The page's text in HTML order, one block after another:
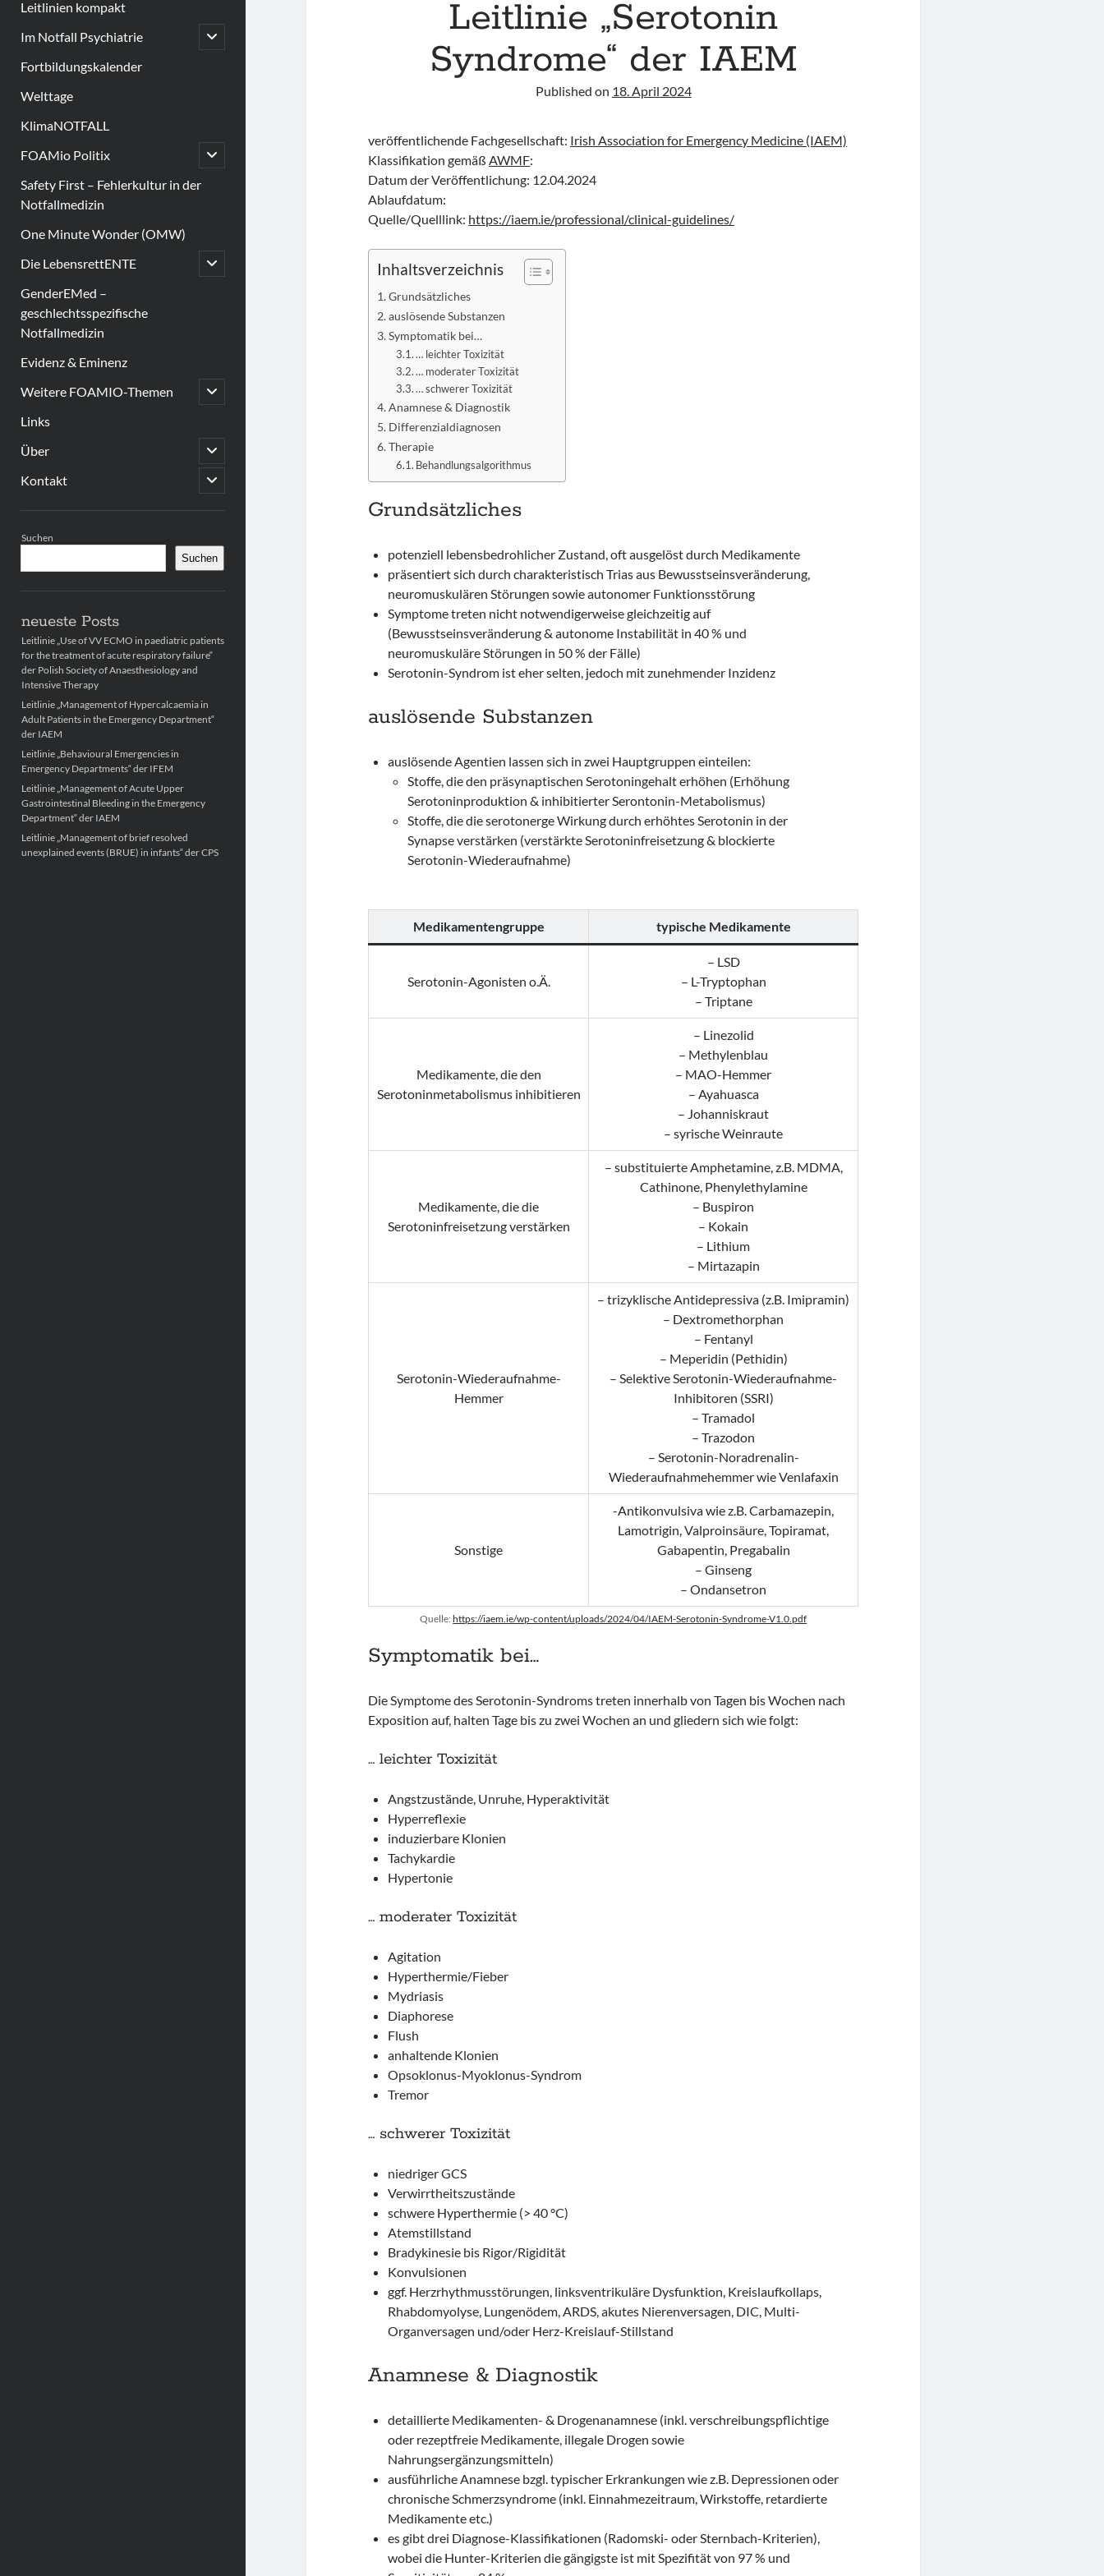
Leitlinien kompakt
Im Notfall Psychiatrie
open
child
Fortbildungskalender
Welttage
KlimaNOTFALL
FOAMio Politix
open
child
Safety First – Fehlerkultur in der
Notfallmedizin
One Minute Wonder (OMW)
Die LebensrettENTE
open
child
GenderEMed –
geschlechtsspezifische
Notfallmedizin
Evidenz & Eminenz
Weitere FOAMIO-Themen
open
child
Links
Über
open
child
menu
Kontakt
open
child
Suchen
Suchen
neueste Posts
Leitlinie „Use of VV ECMO in paediatric patients
for the treatment of acute respiratory failure“
der Polish Society of Anaesthesiology and
Intensive Therapy
Leitlinie „Management of Hypercalcaemia in
Adult Patients in the Emergency Department“
der IAEM
Leitlinie „Behavioural Emergencies in
Emergency Departments“ der IFEM
Leitlinie „Management of Acute Upper
Gastrointestinal Bleeding in the Emergency
Department“ der IAEM
Leitlinie „Management of brief resolved
unexplained events (BRUE) in infants“ der CPS
Leitlinie „Serotonin
Syndrome“ der IAEM
Published on 18. April 2024
veröffentlichende Fachgesellschaft: Irish Association for Emergency Medicine (IAEM)
Klassifikation gemäßAWMF:
Datum der Veröffentlichung: 12.04.2024
Ablaufdatum:
Quelle/Quelllink: https://iaem.ie/professional/clinical-guidelines/
Inhaltsverzeichnis
Grundsätzliches
auslösende Substanzen
Symptomatik bei…
… leichter Toxizität
… moderater Toxizität
… schwerer Toxizität
Anamnese & Diagnostik
Differenzialdiagnosen
Therapie
Behandlungsalgorithmus
Grundsätzliches
potenziell lebensbedrohlicher Zustand, oft ausgelöst durch Medikamente
präsentiert sich durch charakteristisch Trias aus Bewusstseinsveränderung,
neuromuskulären Störungen sowie autonomer Funktionsstörung
Symptome treten nicht notwendigerweise gleichzeitig auf
(Bewusstseinsveränderung & autonome Instabilität in 40 % und
neuromuskuläre Störungen in 50 % der Fälle)
Serotonin-Syndrom ist eher selten, jedoch mit zunehmender Inzidenz
auslösende Substanzen
auslösende Agentien lassen sich in zwei Hauptgruppen einteilen:
Stoffe, die den präsynaptischen Serotoningehalt erhöhen (Erhöhung
Serotoninproduktion & inhibitierter Serontonin-Metabolismus)
Stoffe, die die serotonerge Wirkung durch erhöhtes Serotonin in der
Synapse verstärken (verstärkte Serotoninfreisetzung & blockierte
Serotonin-Wiederaufnahme)
Medikamentengruppe typische Medikamente
Serotonin-Agonisten o.Ä.
– LSD
– L-Tryptophan
– Triptane
Medikamente, die den
Serotoninmetabolismus inhibitieren
– Linezolid
– Methylenblau
– MAO-Hemmer
– Ayahuasca
– Johanniskraut
– syrische Weinraute
Medikamente, die die
Serotoninfreisetzung verstärken
– substituierte Amphetamine, z.B. MDMA,
Cathinone, Phenylethylamine
– Buspiron
– Kokain
– Lithium
– Mirtazapin
Serotonin-Wiederaufnahme-
Hemmer
– trizyklische Antidepressiva (z.B. Imipramin)
– Dextromethorphan
– Fentanyl
– Meperidin (Pethidin)
– Selektive Serotonin-Wiederaufnahme-
Inhibitoren (SSRI)
– Tramadol
– Trazodon
– Serotonin-Noradrenalin-
Wiederaufnahmehemmer wie Venlafaxin
Sonstige
-Antikonvulsiva wie z.B. Carbamazepin,
Lamotrigin, Valproinsäure, Topiramat,
Gabapentin, Pregabalin
– Ginseng
– Ondansetron
Quelle:https://iaem.ie/wp-content/uploads/2024/04/IAEM-Serotonin-Syndrome-V1.0.pdf
Symptomatik bei…
Die Symptome des Serotonin-Syndroms treten innerhalb von Tagen bis Wochen nach
Exposition auf, halten Tage bis zu zwei Wochen an und gliedern sich wie folgt:
… leichter Toxizität
Angstzustände, Unruhe, Hyperaktivität
Hyperreflexie
induzierbare Klonien
Tachykardie
Hypertonie
… moderater Toxizität
Agitation
Hyperthermie/Fieber
Mydriasis
Diaphorese
Flush
anhaltende Klonien
Opsoklonus-Myoklonus-Syndrom
Tremor
… schwerer Toxizität
niedriger GCS
Verwirrtheitszustände
schwere Hyperthermie (> 40 °C)
Atemstillstand
Bradykinesie bis Rigor/Rigidität
Konvulsionen
ggf. Herzrhythmusstörungen, linksventrikuläre Dysfunktion, Kreislaufkollaps,
Rhabdomyolyse, Lungenödem, ARDS, akutes Nierenversagen, DIC, Multi-
Organversagen und/oder Herz-Kreislauf-Stillstand
Anamnese & Diagnostik
detaillierte Medikamenten- & Drogenanamnese (inkl. verschreibungspflichtige
oder rezeptfreie Medikamente, illegale Drogen sowie
Nahrungsergänzungsmitteln)
ausführliche Anamnese bzgl. typischer Erkrankungen wie z.B. Depressionen oder
chronische Schmerzsyndrome (inkl. Einnahmezeitraum, Wirkstoffe, retardierte
Medikamente etc.)
es gibt drei Diagnose-Klassifikationen (Radomski- oder Sternbach-Kriterien),
wobei die Hunter-Kriterien die gängigste ist mit Spezifität von 97 % und